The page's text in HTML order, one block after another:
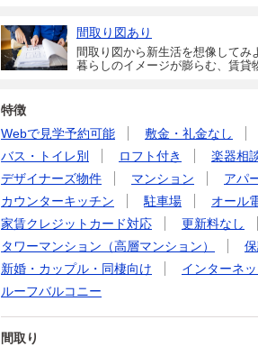
間取り図あり
間取り図から新生活を想像してみ
暮らしのイメージが膨らむ、賃貸
特徴
Webで見学予約可能
敷金・礼金なし
バス・トイレ別
ロフト付き 楽器相
デザイナーズ物件
マンション アパ
カウンターキッチン
駐車場 オール
家賃クレジットカード対応
更新料なし
タワーマンション（高層マンション）
新婚・カップル・同棲向け
インターネ
ルーフバルコニー
間取り